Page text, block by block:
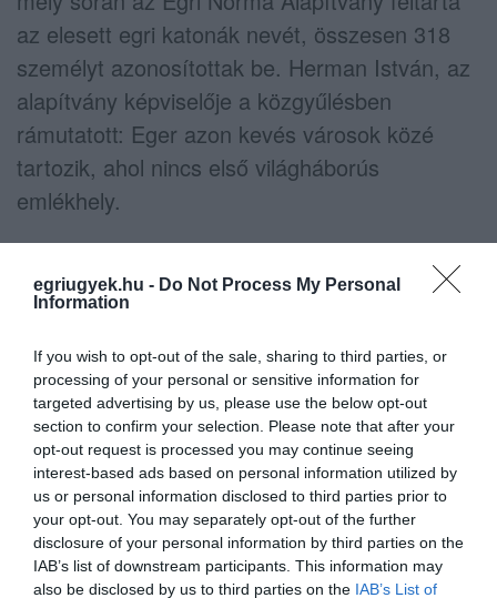
egriugyek.hu - Do Not Process My Personal
Information
If you wish to opt-out of the sale, sharing to third parties, or
processing of your personal or sensitive information for
targeted advertising by us, please use the below opt-out
section to confirm your selection. Please note that after your
opt-out request is processed you may continue seeing
interest-based ads based on personal information utilized by
us or personal information disclosed to third parties prior to
your opt-out. You may separately opt-out of the further
disclosure of your personal information by third parties on the
IAB’s list of downstream participants. This information may
also be disclosed by us to third parties on the IAB’s List of
az elesett egri katonák nevét, összesen 318
személyt azonosítottak be. Herman István, az
alapítvány képviselője a közgyűlésben
rámutatott: Eger azon kevés városok közé
tartozik, ahol nincs első világháborús
emlékhely.
kellene kérdezni a környéken élőket az
alpolgármester erról szóló módosító javaslatot
tett, amelyet azonban a közgyűlés elutasított,
majd megadták az elvi hozzájárulást a sétány
kialakításához.
Új utcanévről is döntöttek
A fenti döntéseken túl egyebek mellett